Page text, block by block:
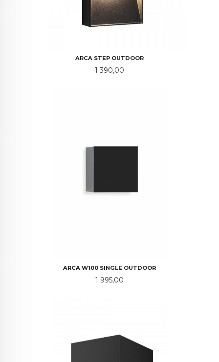
ARCA STEP OUTDOOR
Pris
1 390,00
ARCA W100 SINGLE OUTDOOR
Pris
1 995,00